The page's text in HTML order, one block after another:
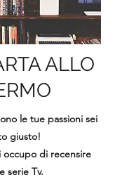
ALLO
le tue passioni sei
giusto!
occupo di recensire
serie Tv.